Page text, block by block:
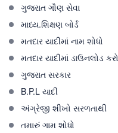
ગુજરાત ગૌણ સેવા
માધ્ય.શિક્ષણ બોર્ડ
મતદાર યાદીમાં નામ શોધો
મતદાર યાદીમાં ડાઉનલોડ કરો
ગુજરાત સરકાર
B.P.L યાદી
અંગ્રેજી શીખો સરળતાથી
તમારું ગામ શોધો